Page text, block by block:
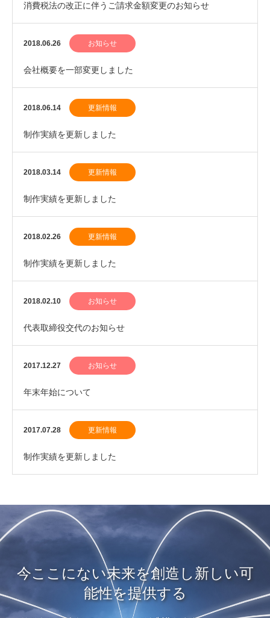
消費税法の改正に伴うご請求金額変更のお知らせ
2018.06.26 お知らせ
会社概要を一部変更しました
2018.06.14 更新情報
制作実績を更新しました
2018.03.14 更新情報
制作実績を更新しました
2018.02.26 更新情報
制作実績を更新しました
2018.02.10 お知らせ
代表取締役交代のお知らせ
2017.12.27 お知らせ
年末年始について
2017.07.28 更新情報
制作実績を更新しました
今ここにない未来を創造し新しい可
能性を提供する